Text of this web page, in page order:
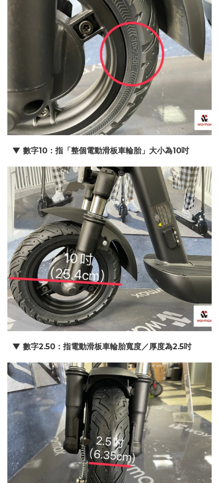
▼ 數字10：指「整個電動滑板車輪胎」大小為10吋
▼ 數字2.50：指電動滑板車輪胎寬度／厚度為2.5吋